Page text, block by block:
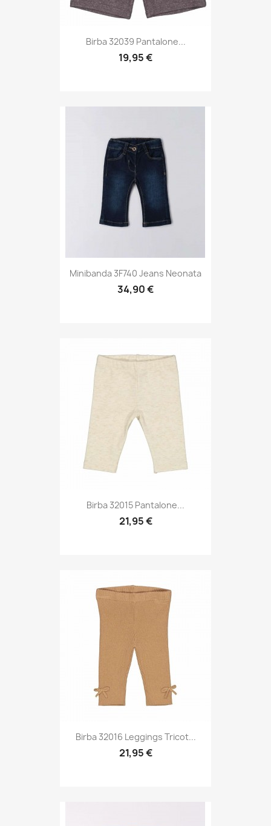
Birba 32039 Pantalone...
19,95 €
Minibanda 3F740 Jeans Neonata
34,90 €
Birba 32015 Pantalone...
21,95 €
Birba 32016 Leggings Tricot...
21,95 €